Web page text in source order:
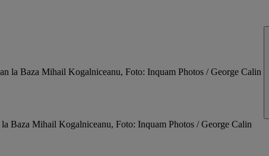
Baza Mihail Kogalniceanu, Foto: Inquam Photos / George Calin